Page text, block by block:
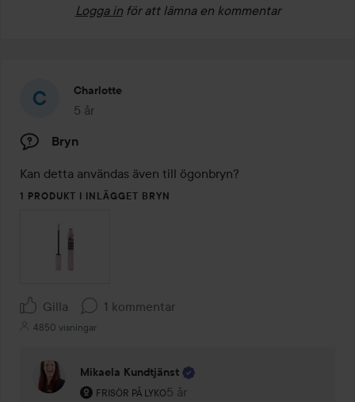
Logga in för att lämna en kommentar
Charlotte
5 år
Inlägget skapades 5 år
Bryn
Kan detta användas även till ögonbryn?
1 PRODUKT I INLÄGGET BRYN
Gilla 1 kommentar
4850 visningar
Mikaela Kundtjänst
FRISÖR PÅ LYKO
Användarens roll: Frisör på Lyko.
5 år
Kommentaren lades 5 år